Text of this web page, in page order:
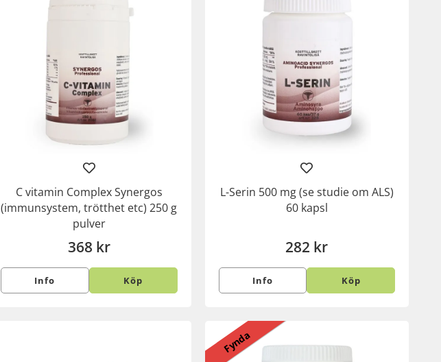
C vitamin Complex Synergos
(immunsystem, trötthet etc) 250 g
pulver
368 kr
Info Köp
L-Serin 500 mg (se studie om ALS)
60 kapsl
282 kr
Info Köp
Fynda